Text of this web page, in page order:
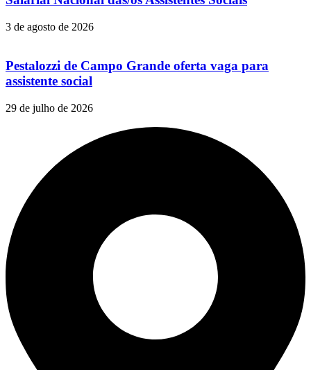
3 de agosto de 2026
Pestalozzi de Campo Grande oferta vaga para
assistente social
29 de julho de 2026